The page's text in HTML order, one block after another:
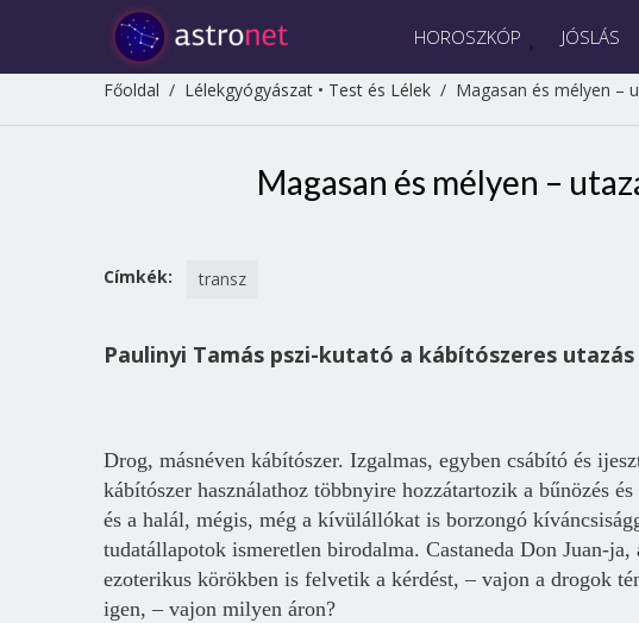
HOROSZKÓP JÓSLÁS
Főoldal / Lélekgyógyászat • Test és Lélek / Magasan és mélyen –
Magasan és mélyen –
Címkék: transz
Paulinyi Tamás pszi-kutató a kábítószeres
Drog, másnéven kábítószer. Izgalmas, egyben csábító és
kábítószer használathoz többnyire hozzátartozik a bűnözés
és a halál, mégis, még a kívülállókat is borzongó
tudatállapotok ismeretlen birodalma. Castaneda Don Juan-ja,
ezoterikus körökben is felvetik a kérdést, – vajon a drogok
igen, – vajon milyen áron?